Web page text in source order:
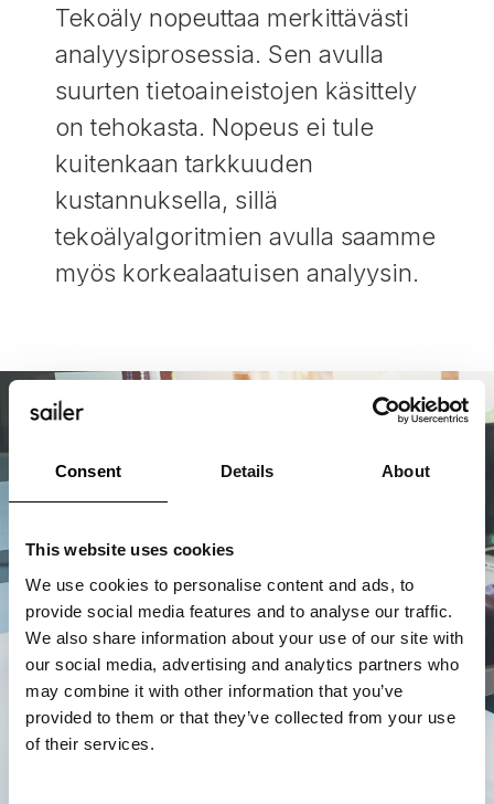
Consent Details About
This website uses cookies
We use cookies to personalise content and ads, to
provide social media features and to analyse our traffic.
We also share information about your use of our site with
our social media, advertising and analytics partners who
may combine it with other information that you’ve
provided to them or that they’ve collected from your use
of their services.
Tekoäly nopeuttaa merkittävästi
analyysiprosessia. Sen avulla
suurten tietoaineistojen käsittely
on tehokasta. Nopeus ei tule
kuitenkaan tarkkuuden
kustannuksella, sillä
tekoälyalgoritmien avulla saamme
myös korkealaatuisen analyysin.